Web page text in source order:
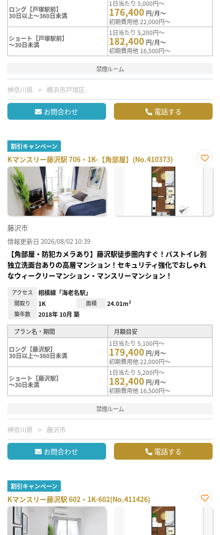
ロング【戸塚駅前】
30日以上～360日未満
1日当たり 5,000円～
176,400 円/月～
初期費用他 22,000円～
ショート【戸塚駅前】
～30日未満
1日当たり 5,200円～
182,400 円/月～
初期費用他 16,500円～
禁煙ルーム
神奈川県 横浜市戸塚区
お問合わせ 電話する
割引キャンペーン
Kマンスリー藤沢駅 706・1K-【角部屋】(No.410373)
お気
藤沢市
情報更新日 2026/08/02 10:39
【角部屋・防犯カメラあり】藤沢駅徒歩圏内すぐ！バストイレ別
独立洗面台ありの高層マンション！セキュリティ強化でおしゃれ
なウィークリーマンション・マンスリーマンション！
アクセス 相模線「海老名駅」
間取り 1K 面積 24.01m²
築年数 2018年 10月 築
プラン名・期間 月額目安
ロング【藤沢駅】
30日以上～360日未満
1日当たり 5,100円～
179,400 円/月～
初期費用他 22,000円～
ショート【藤沢駅】
～30日未満
1日当たり 5,200円～
182,400 円/月～
初期費用他 16,500円～
禁煙ルーム
神奈川県 藤沢市
お問合わせ 電話する
割引キャンペーン
Kマンスリー藤沢駅 602・1K-602(No.411426)
お気